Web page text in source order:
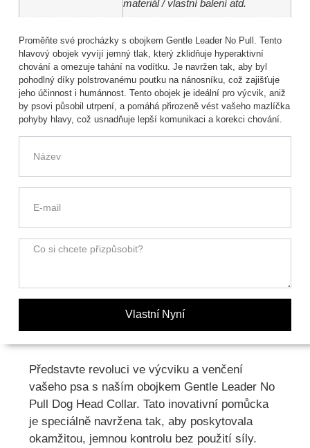
materiál / vlastní balení atd.
Proměňte své procházky s obojkem Gentle Leader No Pull. Tento
hlavový obojek vyvíjí jemný tlak, který zklidňuje hyperaktivní
chování a omezuje tahání na vodítku. Je navržen tak, aby byl
pohodlný díky polstrovanému poutku na nánosníku, což zajišťuje
jeho účinnost i humánnost. Tento obojek je ideální pro výcvik, aniž
by psovi působil utrpení, a pomáhá přirozeně vést vašeho mazlíčka
pohyby hlavy, což usnadňuje lepší komunikaci a korekci chování.
Vlastní Nyní
Představte revoluci ve výcviku a venčení
vašeho psa s naším obojkem Gentle Leader No
Pull Dog Head Collar. Tato inovativní pomůcka
je speciálně navržena tak, aby poskytovala
okamžitou, jemnou kontrolu bez použití síly.